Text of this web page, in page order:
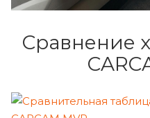
Сравнение